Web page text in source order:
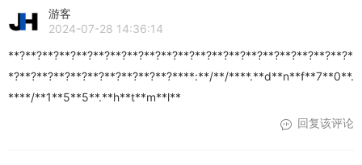
游客
2024-07-28 14:36:14
**?**?**?**?**?**?**?**?**?**?**?**?**?**?**?**?**?**?**?**?*
*?**?**?**?**?**?**?**?**?**?****:**/**/****.**d**n**f**7**0**.
****/**1**5**5**.**h**t**m**l**
回复该评论